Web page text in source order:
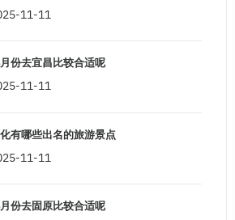
11-11
份去宜昌比较合适呢
11-11
有哪些出名的旅游景点
11-11
份去固原比较合适呢